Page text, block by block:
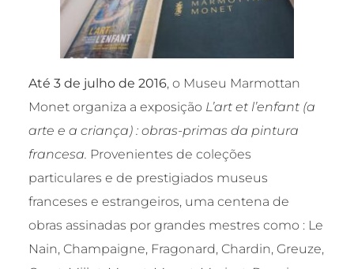
Até 3 de julho de 2016, o Museu Marmottan
Monet organiza a exposição L’art et l’enfant (a
arte e a criança) : obras-primas da pintura
francesa. Provenientes de coleções
particulares e de prestigiados museus
franceses e estrangeiros, uma centena de
obras assinadas por grandes mestres como : Le
Nain, Champaigne, Fragonard, Chardin, Greuze,